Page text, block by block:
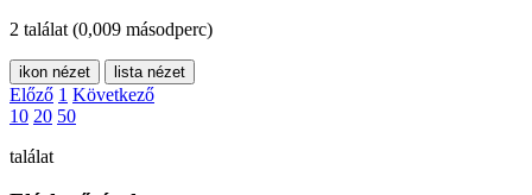
2 találat (0,009 másodperc)
ikon nézet lista nézet
Előző 1 Következő
10 20 50
találat